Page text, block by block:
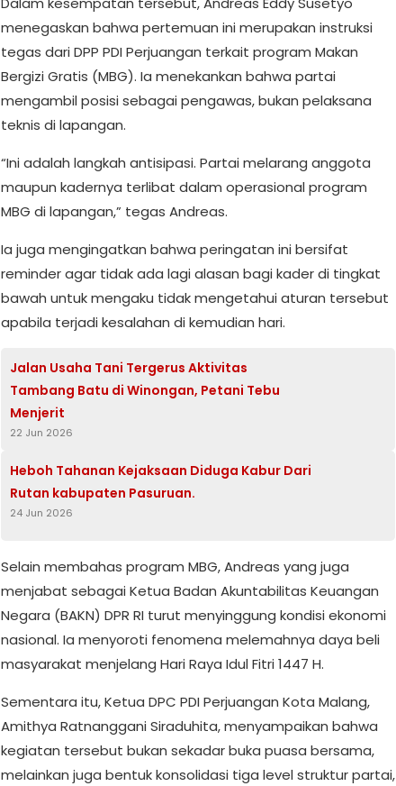
menegaskan bahwa pertemuan ini merupakan instruksi
tegas dari DPP PDI Perjuangan terkait program Makan
Bergizi Gratis (MBG). Ia menekankan bahwa partai
mengambil posisi sebagai pengawas, bukan pelaksana
teknis di lapangan.
“Ini adalah langkah antisipasi. Partai melarang anggota
maupun kadernya terlibat dalam operasional program
MBG di lapangan,” tegas Andreas.
Ia juga mengingatkan bahwa peringatan ini bersifat
reminder agar tidak ada lagi alasan bagi kader di tingkat
bawah untuk mengaku tidak mengetahui aturan tersebut
apabila terjadi kesalahan di kemudian hari.
Jalan Usaha Tani Tergerus Aktivitas
Tambang Batu di Winongan, Petani Tebu
Menjerit
22 Jun 2026
Heboh Tahanan Kejaksaan Diduga Kabur Dari
24 Jun 2026
Selain membahas program MBG, Andreas yang juga
menjabat sebagai Ketua Badan Akuntabilitas Keuangan
Negara (BAKN) DPR RI turut menyinggung kondisi ekonomi
nasional. Ia menyoroti fenomena melemahnya daya beli
masyarakat menjelang Hari Raya Idul Fitri 1447 H.
Sementara itu, Ketua DPC PDI Perjuangan Kota Malang,
Amithya Ratnanggani Siraduhita, menyampaikan bahwa
kegiatan tersebut bukan sekadar buka puasa bersama,
melainkan juga bentuk konsolidasi tiga level struktur partai,